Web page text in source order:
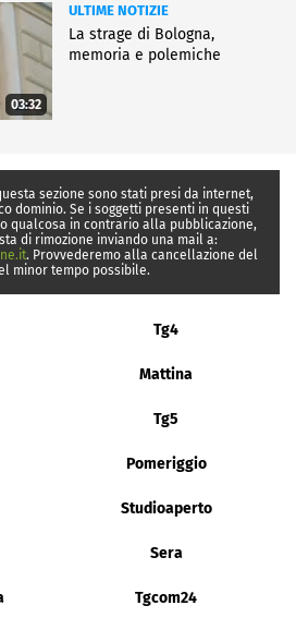
03:32
ULTIME NOTIZIE
La strage di Bologna,
memoria e polemiche
sezione sono stati presi da internet,
dominio. Se i soggetti presenti in questi
qualcosa in contrario alla pubblicazione,
di rimozione inviando una mail a:
. Provvederemo alla cancellazione del
minor tempo possibile.
Tg4
Mattina
Tg5
Pomeriggio
Studioaperto
Sera
Tgcom24